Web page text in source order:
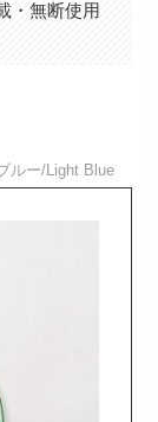
・無断使用
ルー/Light Blue